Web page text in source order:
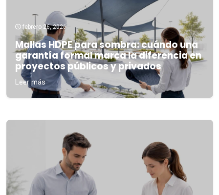
febrero 26, 2026
Mallas HDPE para sombra: cuándo una
garantía formal marca la diferencia en
proyectos públicos y privados
Leer más